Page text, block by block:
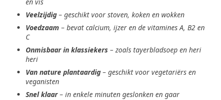
Veelzijdig – geschikt voor stoven, koken en wokken
Voedzaam – bevat calcium, ijzer en de vitamines A, B2 en
C
Onmisbaar in klassiekers – zoals tayerbladsoep en heri
heri
Van nature plantaardig – geschikt voor vegetariërs en
veganisten
Snel klaar– in enkele minuten geslonken en gaar